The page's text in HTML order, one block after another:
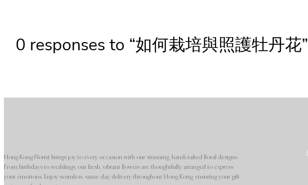
0 responses to “如何栽培與照護牡丹花”
Hong Kong Florist brings joy to every occasion with our stunning, handcrafted floral designs.
From birthdays to weddings, our fresh, vibrant flowers are thoughtfully arranged to express
your emotions. Enjoy seamless, same-day delivery throughout Hong Kong, ensuring your gift